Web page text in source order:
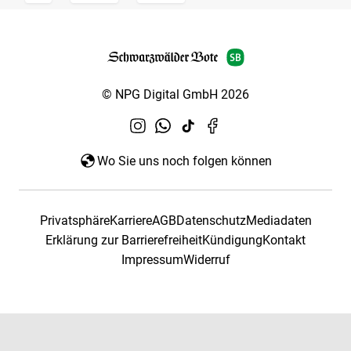
© NPG Digital GmbH 2026
Wo Sie uns noch folgen können
PrivatsphäreKarriereAGBDatenschutzMediadaten
Erklärung zur BarrierefreiheitKündigungKontakt
ImpressumWiderruf